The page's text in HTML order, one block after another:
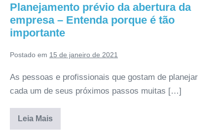
Planejamento prévio da abertura da
empresa – Entenda porque é tão
importante
Postado em 15 de janeiro de 2021
As pessoas e profissionais que gostam de planejar
cada um de seus próximos passos muitas […]
Leia Mais